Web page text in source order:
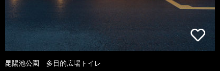
昆陽池公園 多目的広場トイレ